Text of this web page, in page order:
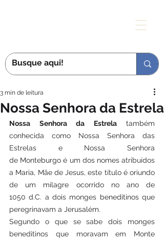
Nossa Senhora da Estrela
3 min de leitura
Nossa Senhora da Estrela também
conhecida como Nossa Senhora das
Estrelas e Nossa Senhora
de Monteburgo é um dos nomes atribuídos
a Maria, Mãe de Jesus, este título é oriundo
de um milagre ocorrido no ano de
1050 d.C. a dois monges beneditinos que
peregrinavam a Jerusalém.
Segundo o que se sabe dois monges
beneditinos que moravam em Monte